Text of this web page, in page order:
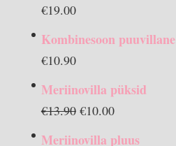
€19.00
Kombinesoon puuvillane
€10.90
Meriinovilla püksid
€13.90 Algne
€10.00Praegune
Meriinovilla pluus